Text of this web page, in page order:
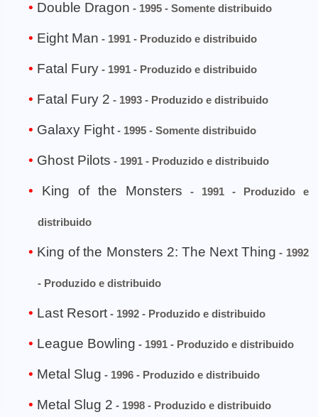
Double Dragon - 1995 - Somente distribuido
Eight Man - 1991 - Produzido e distribuido
Fatal Fury - 1991 - Produzido e distribuido
Fatal Fury 2 - 1993 - Produzido e distribuido
Galaxy Fight - 1995 - Somente distribuido
Ghost Pilots - 1991 - Produzido e distribuido
King of the Monsters - 1991 - Produzido e
distribuido
King of the Monsters 2: The Next Thing - 1992
- Produzido e distribuido
Last Resort - 1992 - Produzido e distribuido
League Bowling - 1991 - Produzido e distribuido
Metal Slug - 1996 - Produzido e distribuido
Metal Slug 2 - 1998 - Produzido e distribuido